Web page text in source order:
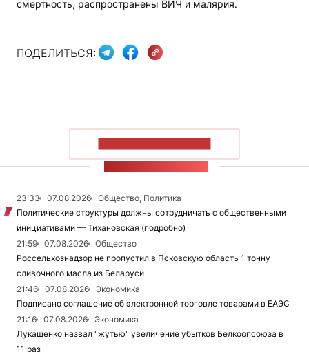
смертность, распространены ВИЧ и малярия.
ПОДЕЛИТЬСЯ:
23:33 07.08.2026
Общество, Политика
Политические структуры должны сотрудничать с общественными
инициативами — Тихановская (подробно)
21:59
07.08.2026
Общество
Россельхознадзор не пропустил в Псковскую область 1 тонну
сливочного масла из Беларуси
21:46
07.08.2026
Экономика
Подписано соглашение об электронной торговле товарами в ЕАЭС
21:16
07.08.2026
Экономика
Лукашенко назвал "жутью" увеличение убытков Белкоопсоюза в
11 раз